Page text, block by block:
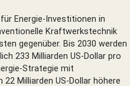
Energie-Investitionen in
Kraftwerkstechnik
gegenüber. Bis 2030 werden
233 Milliarden US-Dollar pro
Strategie mit
22 Milliarden US-Dollar höhere